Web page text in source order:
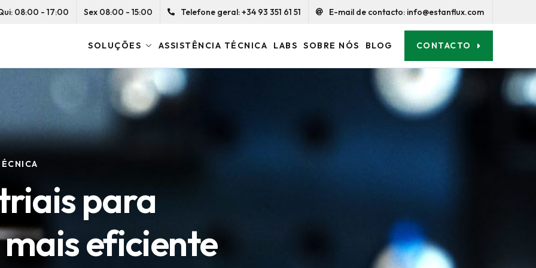
08:00 - 17:00 Sex 08:00 - 15:00 Telefone geral: +34 93 351 61 51 E-mail de contacto: info@estanflux.com
SOLUÇÕES ASSISTÊNCIA TÉCNICA LABS SOBRE NÓS BLOG CONTACTO
Ibérica para o
cada fase do processo
Komax
de Estanflux
para
eficiente
Ibérica para o
cada fase do processo
Komax
de Estanflux